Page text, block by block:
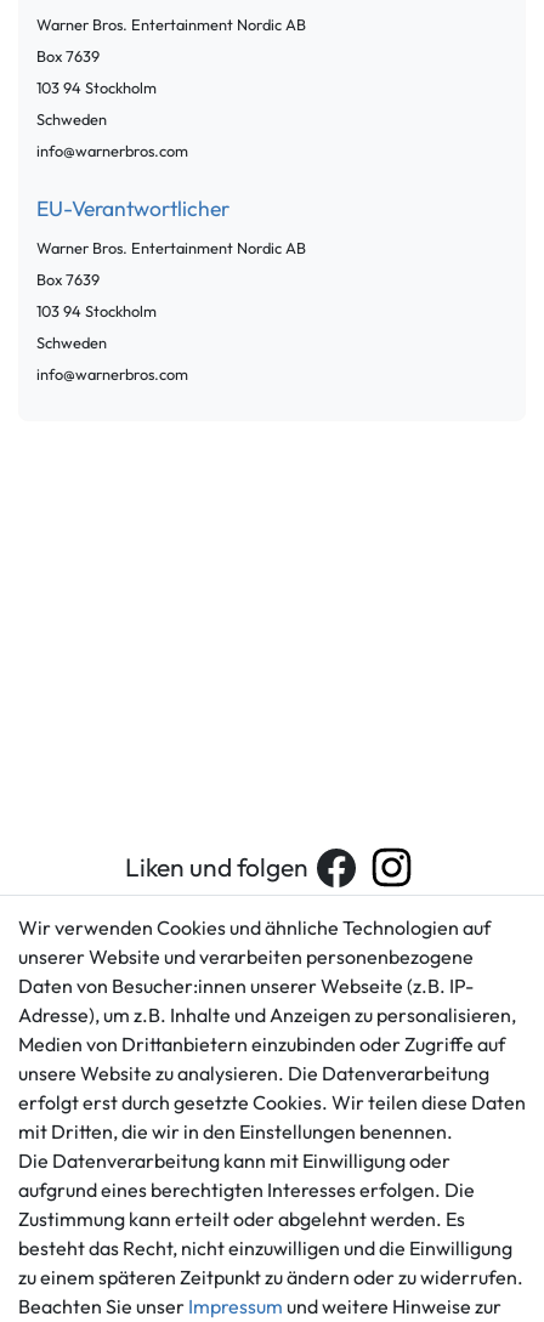
Warner Bros. Entertainment Nordic AB
Box7639
103 94Stockholm
Schweden
info@warnerbros.com
EU-Verantwortlicher
Warner Bros. Entertainment Nordic AB
Box7639
103 94Stockholm
Schweden
info@warnerbros.com
Liken und folgen
Kundenservice
+49 421 596586
Mo. - Fr. 9 - 16 Uhr
info@gameworld.de
Kontaktformular
Rechtliches
AGB
Impressum
Datenschutzerklärung
Barrierefreiheitserklärung
Widerrufs­recht
Vertrag widerrufen
Informationen
Ankauf
Über uns
Häufig gestellte Fragen
Zahlungsmöglichkeiten
Wir verwenden Cookies und ähnliche Technologien auf
unserer Website und verarbeiten personenbezogene
Daten von Besucher:innen unserer Webseite (z.B. IP-
Adresse), um z.B. Inhalte und Anzeigen zu personalisieren,
Medien von Drittanbietern einzubinden oder Zugriffe auf
unsere Website zu analysieren. Die Datenverarbeitung
erfolgt erst durch gesetzte Cookies. Wir teilen diese Daten
mit Dritten, die wir in den Einstellungen benennen.
Die Datenverarbeitung kann mit Einwilligung oder
aufgrund eines berechtigten Interesses erfolgen. Die
Zustimmung kann erteilt oder abgelehnt werden. Es
besteht das Recht, nicht einzuwilligen und die Einwilligung
zu einem späteren Zeitpunkt zu ändern oder zu widerrufen.
Beachten Sie unser Impressum und weitere Hinweise zur